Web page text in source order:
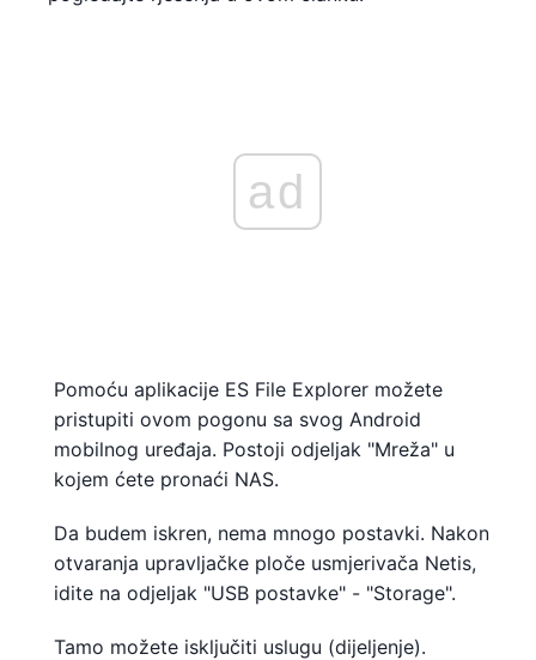
ad
Pomoću aplikacije ES File Explorer možete
pristupiti ovom pogonu sa svog Android
mobilnog uređaja. Postoji odjeljak "Mreža" u
kojem ćete pronaći NAS.
Da budem iskren, nema mnogo postavki. Nakon
otvaranja upravljačke ploče usmjerivača Netis,
idite na odjeljak "USB postavke" - "Storage".
Tamo možete isključiti uslugu (dijeljenje).